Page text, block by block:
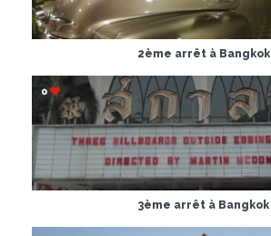
2ème arrêt à Bangkok
0
3ème arrêt à Bangkok